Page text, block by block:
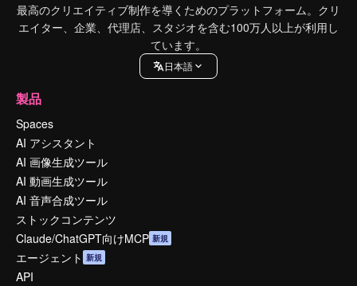
最高のクリエイティブ制作を導くためのプラットフォーム。クリ
エイター、企業、代理店、スタジオを含む100万人以上が利用し
ています。
日本語
製品
Spaces
AI アシスタント
AI 画像生成ツール
AI 動画生成ツール
AI 音声合成ツール
ストックコンテンツ
Claude/ChatGPT向けMCP 新規
エージェント 新規
API